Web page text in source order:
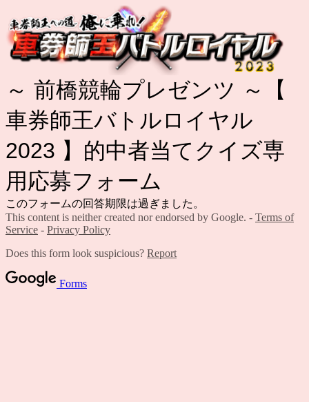
～ 前橋競輪プレゼンツ ～【
車券師王バトルロイヤル
2023 】的中者当てクイズ専
用応募フォーム
このフォームの回答期限は過ぎました。
This content is neither created nor endorsed by Google. - Terms of
Service - Privacy Policy
Does this form look suspicious? Report
Forms